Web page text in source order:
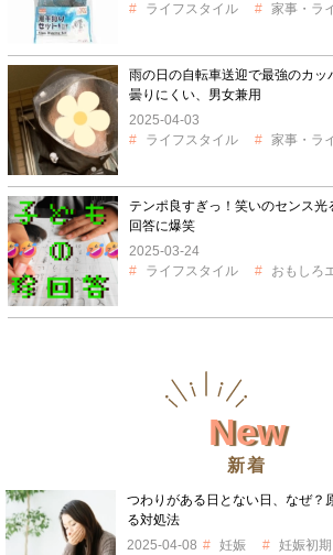
ライフスタイル
家事・ラ
雨の日の自転車送迎で最強のカッ
曇りにくい、男女兼用
2025-04-03
ライフスタイル
家事・ラ
テンポ良すぎっ！笑いのセンス
回答に爆笑
2025-03-24
ライフスタイル
おもしろ
New
新着
つわりがある日とない日、なぜ？
る対処法
2025-04-08
妊娠 妊娠初期